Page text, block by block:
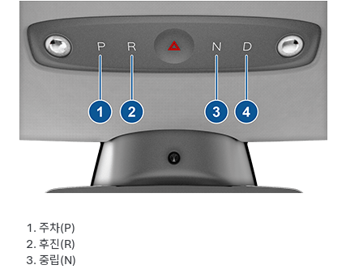
주차(P)
후진(R)
중립(N)